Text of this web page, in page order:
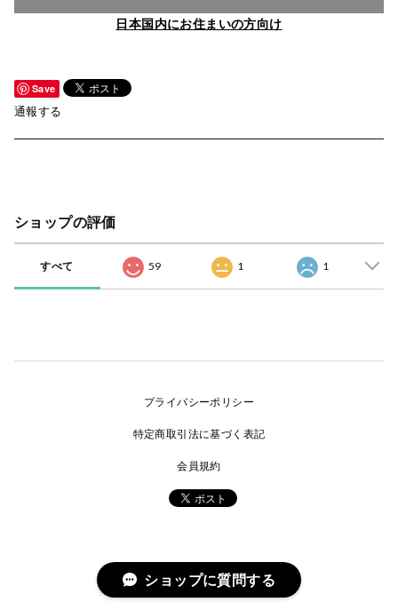
日本国内にお住まいの方向け
Save
通報する
ショップの評価
すべて 59 1 1
プライバシーポリシー
特定商取引法に基づく表記
会員規約
ショップに質問する